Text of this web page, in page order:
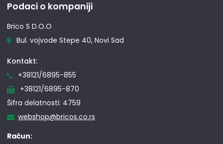
Podaci o kompaniji
Brico S D.O.O
Bul. vojvode Stepe 40, Novi Sad
Kontakt:
+38121/6895-855
+38121/6895-870
Šifra delatnosti: 4759
webshop@bricos.co.rs
Račun: